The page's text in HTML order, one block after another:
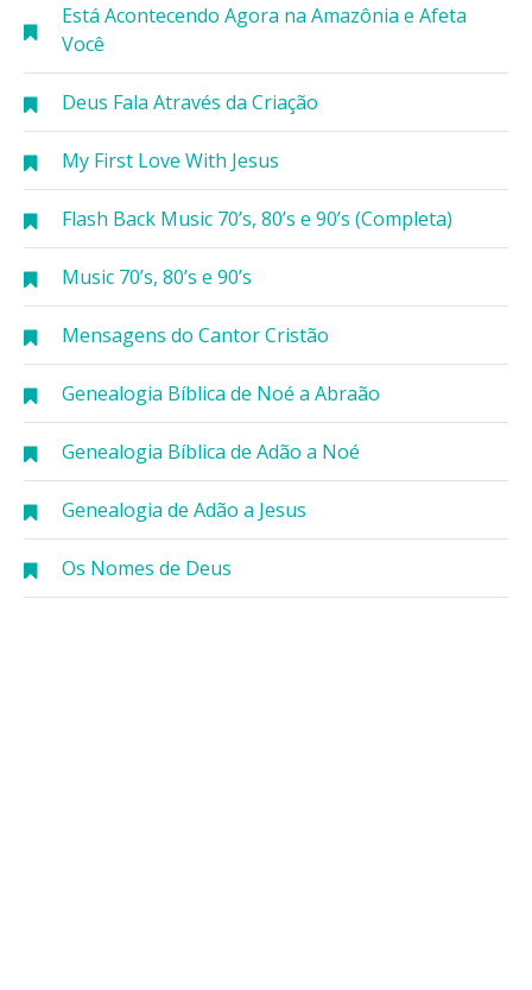
Está Acontecendo Agora na Amazônia e Afeta
Você
Deus Fala Através da Criação
My First Love With Jesus
Flash Back Music 70’s, 80’s e 90’s (Completa)
Music 70’s, 80’s e 90’s
Mensagens do Cantor Cristão
Genealogia Bíblica de Noé a Abraão
Genealogia Bíblica de Adão a Noé
Genealogia de Adão a Jesus
Os Nomes de Deus